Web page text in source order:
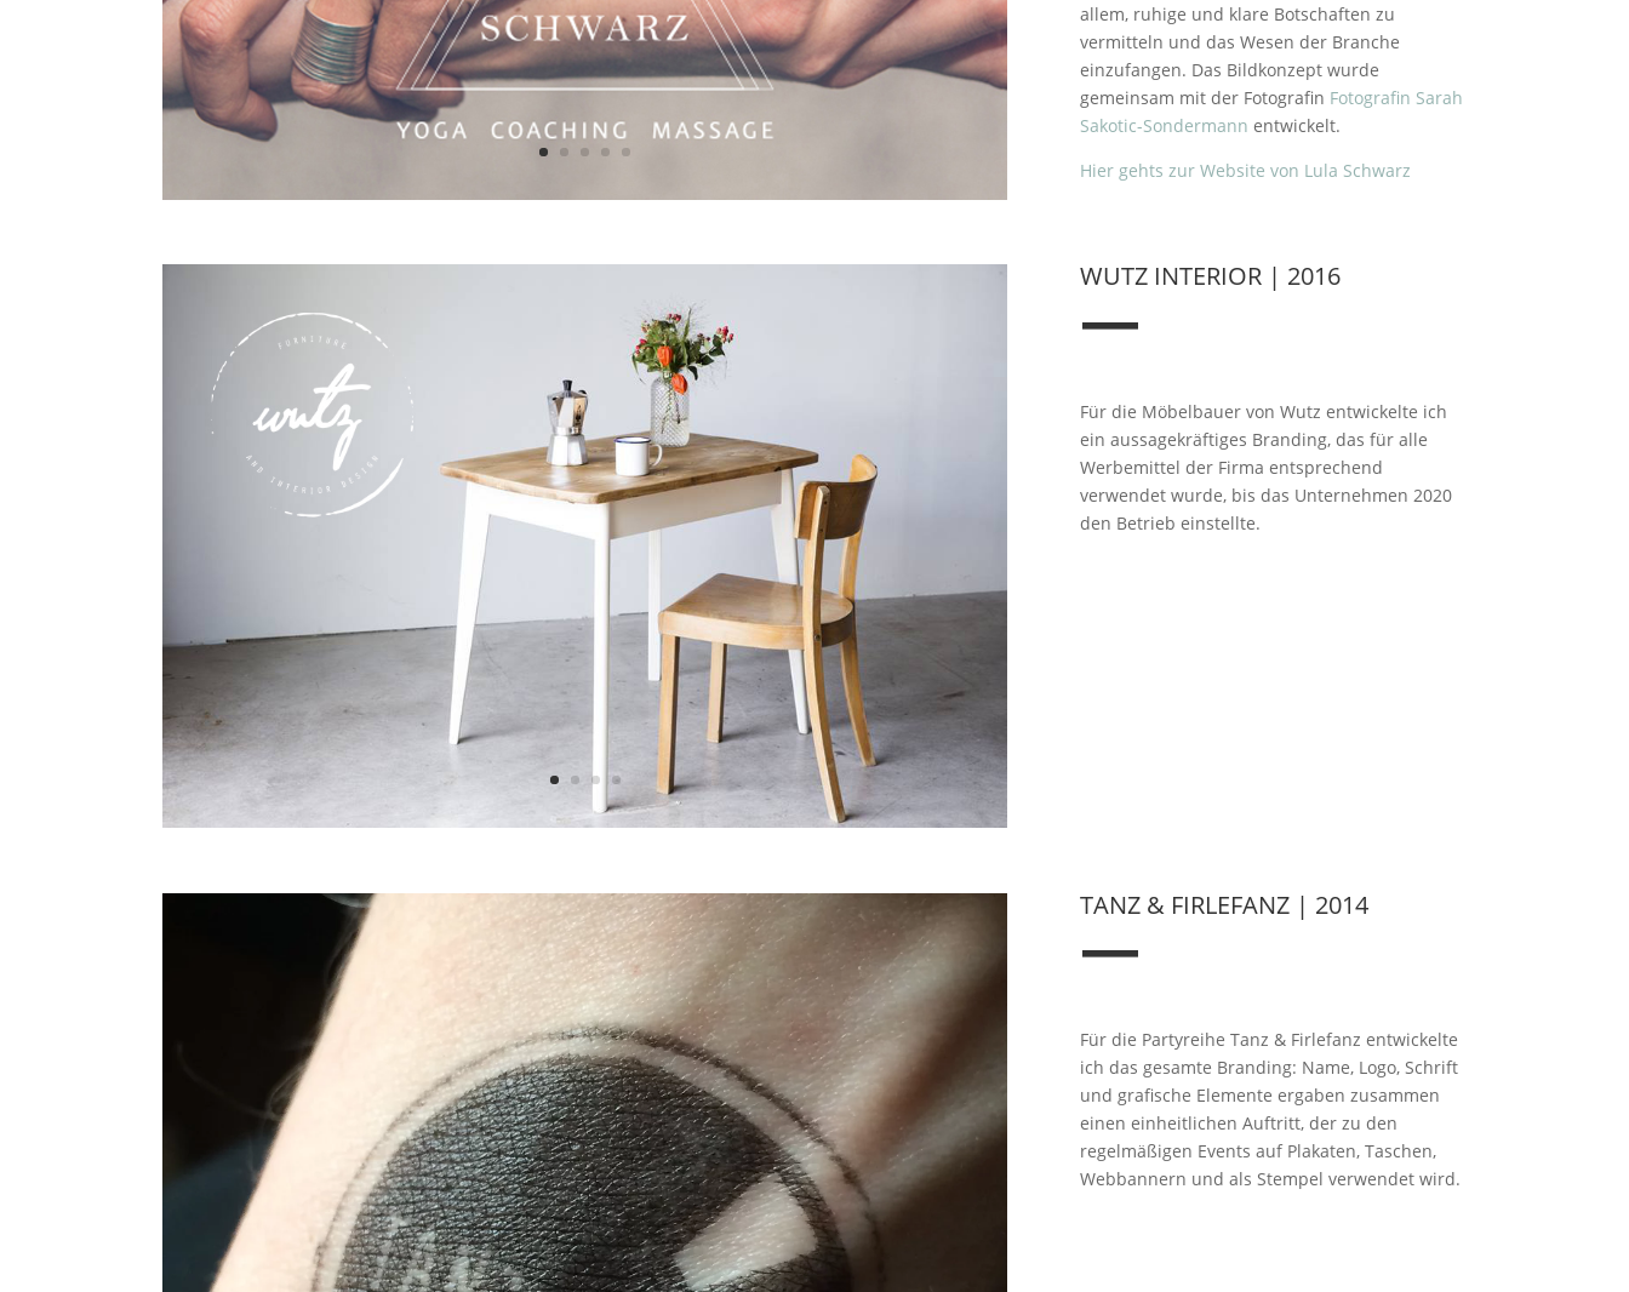
allem, ruhige und klare Botschaften zu
vermitteln und das Wesen der Branche
einzufangen. Das Bildkonzept wurde
gemeinsam mit der Fotografin Fotografin Sarah
Sakotic-Sondermann entwickelt.
Hier gehts zur Website von Lula Schwarz
WUTZ INTERIOR | 2016
—
Für die Möbelbauer von Wutz entwickelte ich
ein aussagekräftiges Branding, das für alle
Werbemittel der Firma entsprechend
verwendet wurde, bis das Unternehmen 2020
den Betrieb einstellte.
TANZ & FIRLEFANZ | 2014
—
Für die Partyreihe Tanz & Firlefanz entwickelte
ich das gesamte Branding: Name, Logo, Schrift
und grafische Elemente ergaben zusammen
einen einheitlichen Auftritt, der zu den
regelmäßigen Events auf Plakaten, Taschen,
Webbannern und als Stempel verwendet wird.